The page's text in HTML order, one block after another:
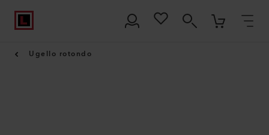
Ugello rotondo